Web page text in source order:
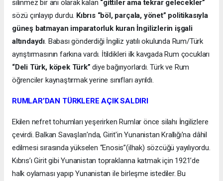
silinmez bir anı olarak kalan “gittiler ama tekrar gelecekler”
sözü çınlayıp durdu. Kıbrıs “böl, parçala, yönet” politikasıyla
güneş batmayan imparatorluk kuran İngilizlerin işgali
altındaydı. Babası gönderdiği İngiliz yatılı okulunda Rum/Türk
ayrıştırmasının farkına vardı. İtildikleri ilk kavgada Rum çocukları
“Deli Türk, köpek Türk” diye bağırıyorlardı. Türk ve Rum
öğrenciler kaynaştırmak yerine sınıfları ayrıldı.
RUMLAR’DAN TÜRKLERE AÇIK SALDIRI
Ekilen nefret tohumları yeşerirken Rumlar önce silahı İngilizlere
çevirdi. Balkan Savaşları'nda, Girit'in Yunanistan Krallığı'na dâhil
edilmesi sırasında yükselen “Enosis”(ilhak) sözcüğü yayılıyordu.
Kıbrıs’ı Girit gibi Yunanistan topraklarına katmak için 1921’de
halk oylaması yapıp Yunanistan ile birleşme istediler. Bu